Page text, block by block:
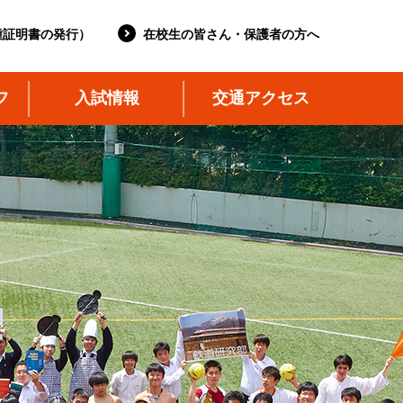
明書の発行） 在校生の皆さん・保護者の方へ
入試情報 交通アクセス